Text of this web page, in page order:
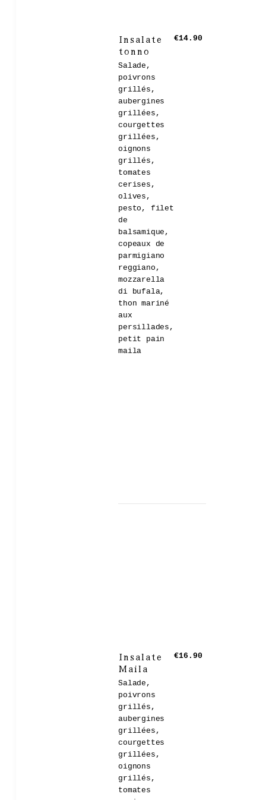
Insalate
tonno
Salade,
poivrons
grillés,
aubergines
grillées,
courgettes
grillées,
oignons
grillés,
tomates
cerises,
olives,
pesto, filet
de
balsamique,
copeaux de
parmigiano
reggiano,
mozzarella
di bufala,
thon mariné
aux
persillades,
petit pain
maila
€14.90
Insalate
Maila
Salade,
poivrons
grillés,
aubergines
grillées,
courgettes
grillées,
oignons
grillés,
tomates
€16.90